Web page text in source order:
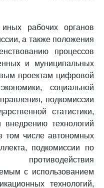
рабочих органов
а также положения
процессов
и муниципальных
проектам цифровой
социальной
подкомиссии
статистики,
технологий
том числе автономных
подкомиссии по
противодействия
с использованием
технологий,